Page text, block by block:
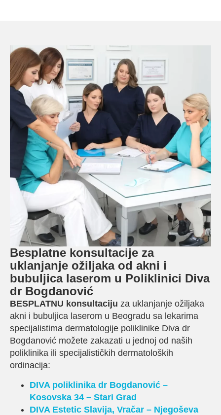
Besplatne konsultacije za
uklanjanje ožiljaka od akni i
bubuljica laserom u Poliklinici Diva
dr Bogdanović
BESPLATNU konsultaciju za uklanjanje ožiljaka
akni i bubuljica laserom u Beogradu sa lekarima
specijalistima dermatologije poliklinike Diva dr
Bogdanović možete zakazati u jednoj od naših
poliklinika ili specijalističkih dermatoloških
ordinacija:
DIVA poliklinika dr Bogdanović –
Kosovska 34 – Stari Grad
DIVA Estetic Slavija, Vračar – Njegoševa